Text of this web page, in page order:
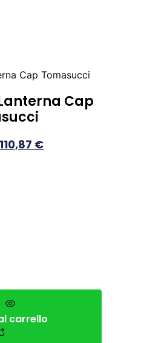
Cap
110,87 €
carrello